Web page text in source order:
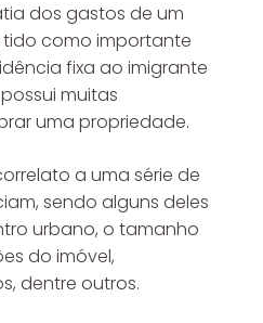
dos gastos de um
tido como importante
fixa ao imigrante
muitas
uma propriedade.
a uma série de
sendo alguns deles
urbano, o tamanho
do imóvel,
dentre outros.